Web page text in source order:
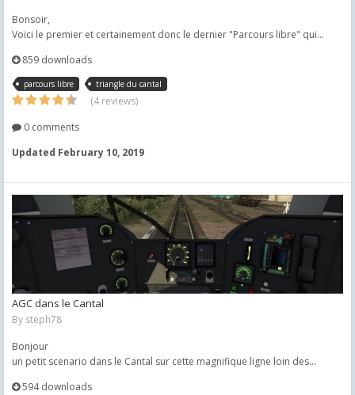
Bonsoir,
Voici le premier et certainement donc le dernier "Parcours libre" qui...
859 downloads
parcours libre triangle du cantal
(4 reviews)
0 comments
Updated February 10, 2019
AGC dans le Cantal
By steph78
Bonjour
un petit scenario dans le Cantal sur cette magnifique ligne loin des...
594 downloads